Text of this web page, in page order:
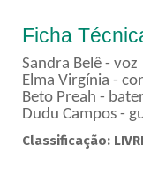
Ficha
Sandra Belê - voz
Elma Virgínia -
Beto Preah -
Dudu Campos -
Classificação: